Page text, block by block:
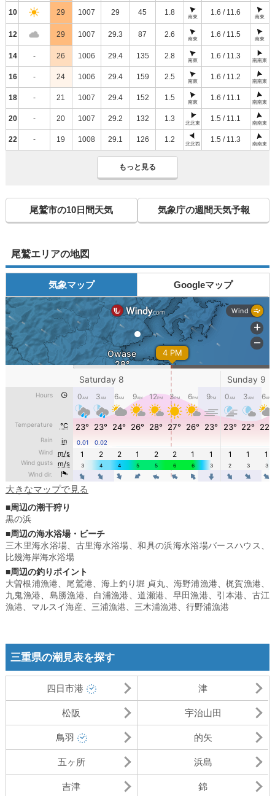
10 29 1007 29 45 1.8
南東
1.6 / 11.6
南東
12 29 1007 29.3 87 2.6
南東
1.6 / 11.5
南東
14 - 26 1006 29.4 135 2.8
南東
1.6 / 11.3
南南東
16 - 24 1006 29.4 159 2.5
南東
1.6 / 11.2
南南東
18 - 21 1007 29.4 152 1.5
南東
1.6 / 11.1
南南東
20 - 20 1007 29.2 132 1.3
北北東
1.5 / 11.1
南南東
22 - 19 1008 29.1 126 1.2
北北西
1.5 / 11.3
南南東
もっと見る
尾鷲市の10日間天気 気象庁の週間天気予報
尾鷲エリアの地図
気象マップ Googleマップ
大きなマップで見る
■周辺の潮干狩り
黒の浜
■周辺の海水浴場・ビーチ
三木里海水浴場
古里海水浴場 、和具の浜海水浴場バースハウス
比幾海岸海水浴場
■周辺の釣りポイント
大曽根浦漁港
尾鷲港 、海上釣り堀 貞丸、海野浦漁港 、梶賀漁港
九鬼漁港
島勝漁港 白浦漁港 、道瀬港 早田漁港 引本港
古江
漁港
マルスイ海産、 三浦漁港 三木浦漁港 行野浦漁港
三重県の潮見表を探す
四日市港 津
松阪 宇治山田
鳥羽 的矢
五ヶ所 浜島
吉津 錦